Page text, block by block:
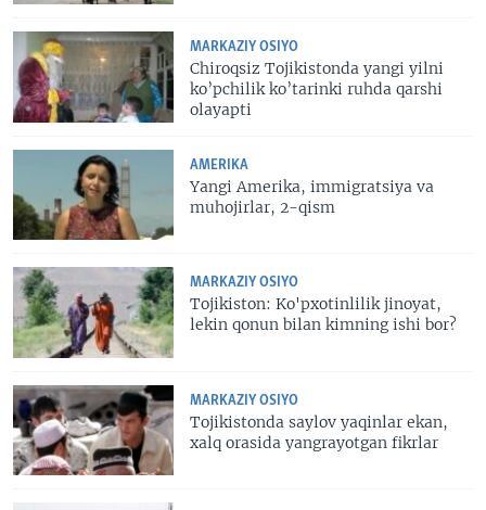
MARKAZIY OSIYO
Chiroqsiz Tojikistonda yangi yilni
ko’pchilik ko’tarinki ruhda qarshi
olayapti
AMERIKA
Yangi Amerika, immigratsiya va
muhojirlar, 2-qism
MARKAZIY OSIYO
Tojikiston: Ko'pxotinlilik jinoyat,
lekin qonun bilan kimning ishi bor?
MARKAZIY OSIYO
Tojikistonda saylov yaqinlar ekan,
xalq orasida yangrayotgan fikrlar